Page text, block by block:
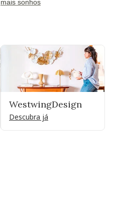
mais sonhos
WestwingDesign
Descubra já